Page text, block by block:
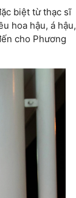
biệt từ thạc sĩ
hoa hậu, á hậu,
cho Phương